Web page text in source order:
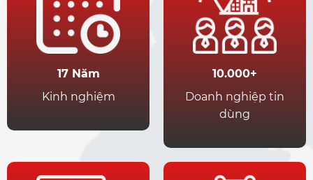
17 Năm
Kinh nghiệm
10.000+
Doanh nghiệp tin
dùng